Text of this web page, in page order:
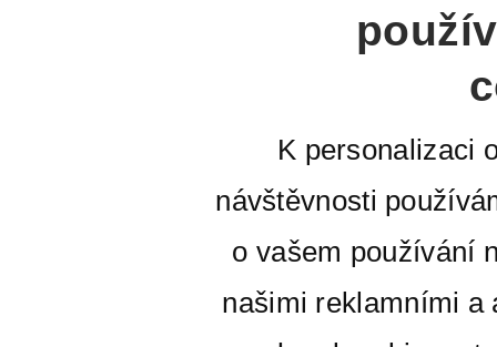
K personalizaci
návštěvnosti
o vašem používání
našimi reklamními a